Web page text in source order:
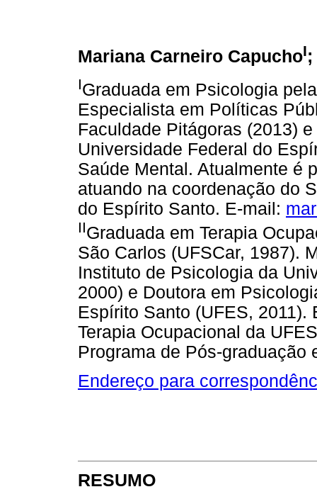
Mariana Carneiro CapuchoI;
IGraduada em Psicologia
Especialista em Políticas
Faculdade Pitágoras (2013)
Universidade Federal do
Saúde Mental. Atualmente é
atuando na coordenação do
do Espírito Santo. E-mail:
IIGraduada em Terapia
São Carlos (UFSCar, 1987).
Instituto de Psicologia da
2000) e Doutora em
Espírito Santo (UFES,
Terapia Ocupacional da
Programa de Pós-graduação
Endereço para
RESUMO